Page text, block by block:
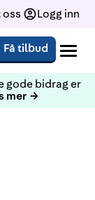
oss Logg inn
Få tilbud
gode bidrag er
mer →